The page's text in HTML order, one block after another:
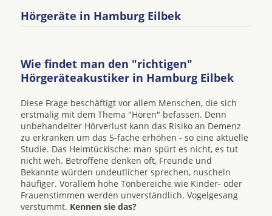
Hörgeräte in Hamburg Eilbek
Wie findet man den "richtigen"
Hörgeräteakustiker in Hamburg Eilbek
Diese Frage beschäftigt vor allem Menschen, die sich
erstmalig mit dem Thema "Hören" befassen. Denn
unbehandelter Hörverlust kann das Risiko an Demenz
zu erkranken um das 5-fache erhöhen - so eine aktuelle
Studie. Das Heimtückische: man spürt es nicht, es tut
nicht weh. Betroffene denken oft, Freunde und
Bekannte würden undeutlicher sprechen, nuscheln
häufiger. Vorallem hohe Tonbereiche wie Kinder- oder
Frauenstimmen werden unverständlich. Vogelgesang
verstummt. Kennen sie das?